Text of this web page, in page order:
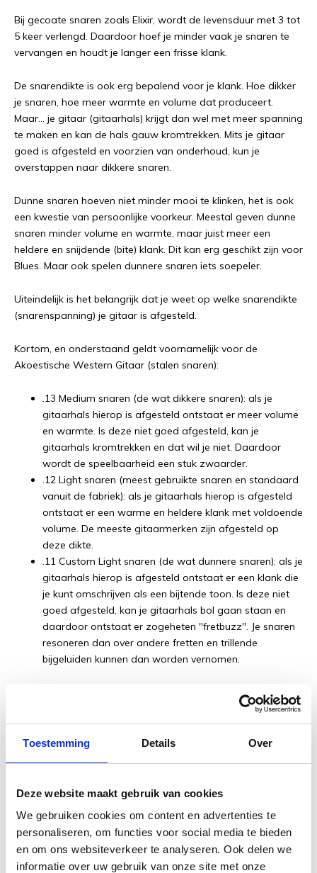
Toestemming Details Over
Deze website maakt gebruik van cookies
We gebruiken cookies om content en advertenties te
personaliseren, om functies voor social media te bieden
en om ons websiteverkeer te analyseren. Ook delen we
informatie over uw gebruik van onze site met onze
Bij gecoate snaren zoals Elixir, wordt de levensduur met 3 tot
5 keer verlengd. Daardoor hoef je minder vaak je snaren te
vervangen en houdt je langer een frisse klank.
De snarendikte is ook erg bepalend voor je klank. Hoe dikker
je snaren, hoe meer warmte en volume dat produceert.
Maar... je gitaar (gitaarhals) krijgt dan wel met meer spanning
te maken en kan de hals gauw kromtrekken. Mits je gitaar
goed is afgesteld en voorzien van onderhoud, kun je
overstappen naar dikkere snaren.
Dunne snaren hoeven niet minder mooi te klinken, het is ook
een kwestie van persoonlijke voorkeur. Meestal geven dunne
snaren minder volume en warmte, maar juist meer een
heldere en snijdende (bite) klank. Dit kan erg geschikt zijn voor
Blues. Maar ook spelen dunnere snaren iets soepeler.
Uiteindelijk is het belangrijk dat je weet op welke snarendikte
(snarenspanning) je gitaar is afgesteld.
Kortom, en onderstaand geldt voornamelijk voor de
Akoestische Western Gitaar (stalen snaren):
.13 Medium snaren (de wat dikkere snaren): als je
gitaarhals hierop is afgesteld ontstaat er meer volume
en warmte. Is deze niet goed afgesteld, kan je
gitaarhals kromtrekken en dat wil je niet. Daardoor
wordt de speelbaarheid een stuk zwaarder.
.12 Light snaren (meest gebruikte snaren en standaard
vanuit de fabriek): als je gitaarhals hierop is afgesteld
ontstaat er een warme en heldere klank met voldoende
volume. De meeste gitaarmerken zijn afgesteld op
deze dikte.
.11 Custom Light snaren (de wat dunnere snaren): als je
gitaarhals hierop is afgesteld ontstaat er een klank die
je kunt omschrijven als een bijtende toon. Is deze niet
goed afgesteld, kan je gitaarhals bol gaan staan en
daardoor ontstaat er zogeheten ''fretbuzz''. Je snaren
resoneren dan over andere fretten en trillende
bijgeluiden kunnen dan worden vernomen.
Voor elektrische gitaren, basgitaren of klassieke gitaren geldt
eigenlijk hetzelfde; ga naar de gitaarwinkel om erachter te
komen welke snaren het beste voor je gitaar zijn geschikt.
Welk merk, welke dikte, afstelling van je hals e.d.
beste geschikt is voor je gitaar, hoe je een setje snaren
dan vrijblijvend eens naar Muziekhuis Souman en we vertellen
je graag alles over gitaarsnaren. De verschillen tussen
merken, wel of niet gecoat, en ga zo maar door!